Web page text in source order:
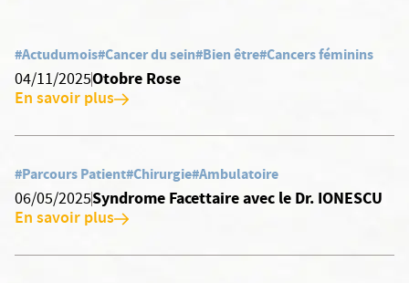
#Actudumois#Cancer du sein#Bien être#Cancers féminins
04/11/2025Otobre Rose
En savoir plus
#Parcours Patient#Chirurgie#Ambulatoire
06/05/2025Syndrome Facettaire avec le Dr. IONESCU
En savoir plus